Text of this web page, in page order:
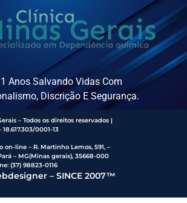
Anos Salvando Vidas Com
Discrição E Segurança.
– Todos os direitos reservados |
18.617.303/0001-13
line – R. Martinho Lemos, 591, –
– MG(Minas gerais), 35668-000
(37) 98823-0116
– SINCE 2007™